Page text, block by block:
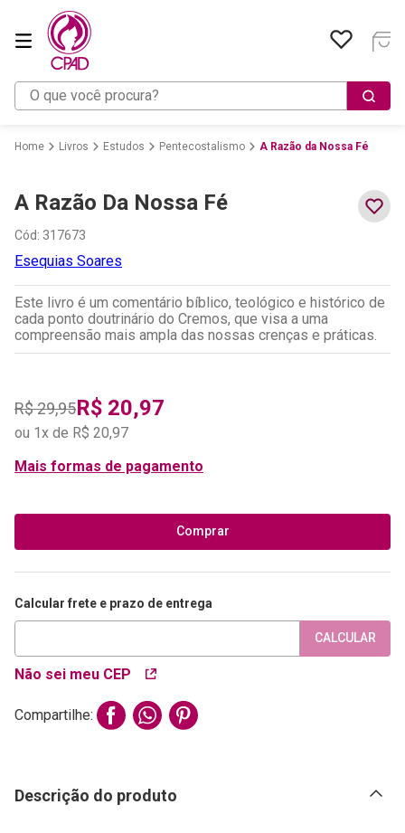
O que você procura?
Livros Estudos Pentecostalismo A Razão da Nossa Fé
A Razão Da Nossa Fé
Cód: 317673
Esequias Soares
Este livro é um comentário bíblico, teológico e histórico de
cada ponto doutrinário do Cremos, que visa a uma
compreensão mais ampla das nossas crenças e práticas.
R$29,95R$ 20,97
ou 1 x de R$ 20,97
Mais formas de pagamento
Comprar
Calcular frete e prazo de entrega
Não sei meu CEP
CALCULAR
Compartilhe:
Descrição do produto